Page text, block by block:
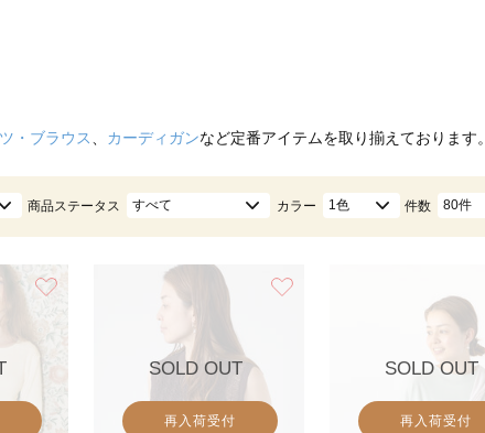
・ブラウス カーディガンなど定番アイテムを取り揃えております。
商品ステータス すべて カラー 1色 件数 80件
SOLD OUT
再入荷受付
SOLD OUT
再入荷受付